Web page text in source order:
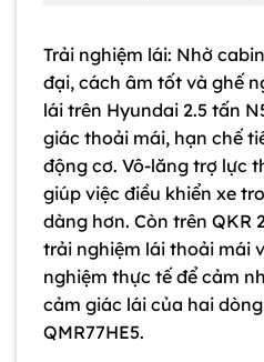
Trải nghiệm lái: Nhờ
đại, cách âm tốt và ghế
lái trên Hyundai 2.5 tấn
giác thoải mái, hạn chế
động cơ. Vô-lăng trợ lực
giúp việc điều khiển xe
dàng hơn. Còn trên QKR
trải nghiệm lái thoải mái
nghiệm thực tế để cảm
cảm giác lái của hai
QMR77HE5.